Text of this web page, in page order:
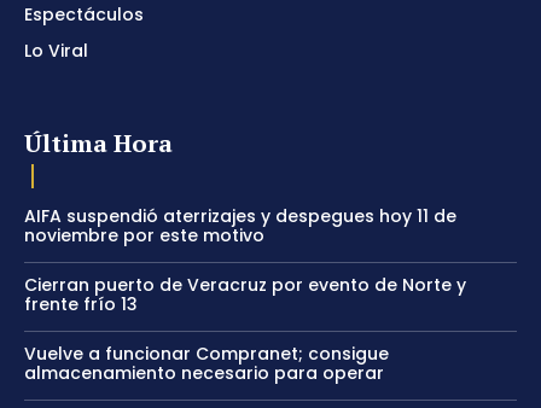
Espectáculos
Lo Viral
Última Hora
AIFA suspendió aterrizajes y despegues hoy 11 de
noviembre por este motivo
Cierran puerto de Veracruz por evento de Norte y
frente frío 13
Vuelve a funcionar Compranet; consigue
almacenamiento necesario para operar